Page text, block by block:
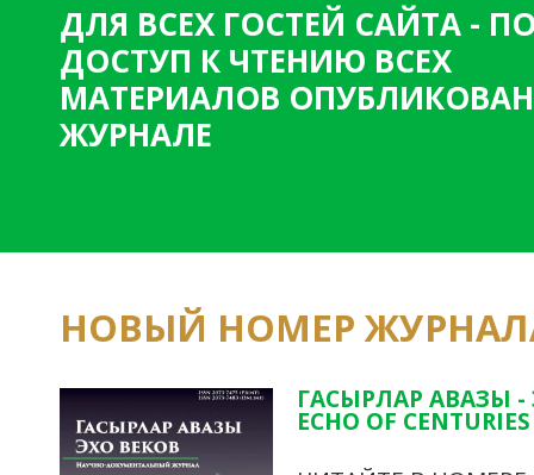
ДЛЯ ВСЕХ ГОСТЕЙ САЙТА -
ДОСТУП К ЧТЕНИЮ ВСЕХ
МАТЕРИАЛОВ
ЖУРНАЛЕ
НОВЫЙ НОМЕР
ГАСЫРЛАР АВАЗЫ -
ECHO OF